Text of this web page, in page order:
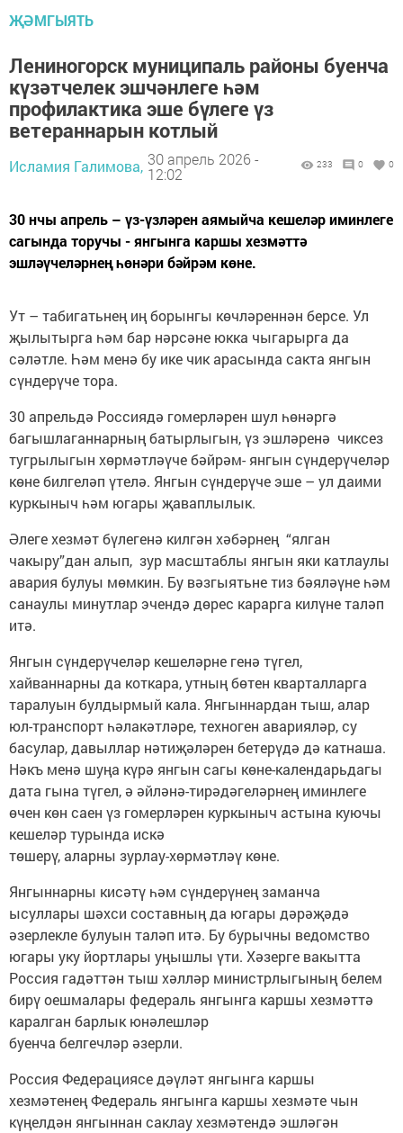
ҖӘМГЫЯТЬ
Лениногорск муниципаль районы буенча
күзәтчелек эшчәнлеге һәм
профилактика эше бүлеге үз
ветераннарын котлый
Исламия Галимова, 30 апрель 2026 -
12:02
233 0 0
30 нчы апрель – үз-үзләрен аямыйча кешеләр иминлеге
сагында торучы - янгынга каршы хезмәттә
эшләүчеләрнең һөнәри бәйрәм көне.
Ут – табигатьнең иң борынгы көчләреннән берсе. Ул
җылытырга һәм бар нәрсәне юкка чыгарырга да
сәләтле. Һәм менә бу ике чик арасында сакта янгын
сүндерүче тора.
30 апрельдә Россиядә гомерләрен шул һөнәргә
багышлаганнарның батырлыгын, үз эшләренә чиксез
тугрылыгын хөрмәтләүче бәйрәм- янгын сүндерүчеләр
көне билгеләп үтелә. Янгын сүндерүче эше – ул даими
куркыныч һәм югары җаваплылык.
Әлеге хезмәт бүлегенә килгән хәбәрнең “ялган
чакыру”дан алып, зур масштаблы янгын яки катлаулы
авария булуы мөмкин. Бу вәзгыятьне тиз бәяләүне һәм
санаулы минутлар эчендә дөрес карарга килүне таләп
итә.
Янгын сүндерүчеләр кешеләрне генә түгел,
хайваннарны да коткара, утның бөтен кварталларга
таралуын булдырмый кала. Янгыннардан тыш, алар
юл-транспорт һәлакәтләре, техноген аварияләр, су
басулар, давыллар нәтиҗәләрен бетерүдә дә катнаша.
Нәкъ менә шуңа күрә янгын сагы көне-календарьдагы
дата гына түгел, ә әйләнә-тирәдәгеләрнең иминлеге
өчен көн саен үз гомерләрен куркыныч астына куючы
кешеләр турында искә
төшерү, аларны зурлау-хөрмәтләү көне.
Янгыннарны кисәтү һәм сүндерүнең заманча
ысуллары шәхси составның да югары дәрәҗәдә
әзерлекле булуын таләп итә. Бу бурычны ведомство
югары уку йортлары уңышлы үти. Хәзерге вакытта
Россия гадәттән тыш хәлләр министрлыгының белем
бирү оешмалары федераль янгынга каршы хезмәттә
каралган барлык юнәлешләр
буенча белгечләр әзерли.
Россия Федерациясе дәүләт янгынга каршы
хезмәтенең Федераль янгынга каршы хезмәте чын
күңелдән янгыннан саклау хезмәтендә эшләгән